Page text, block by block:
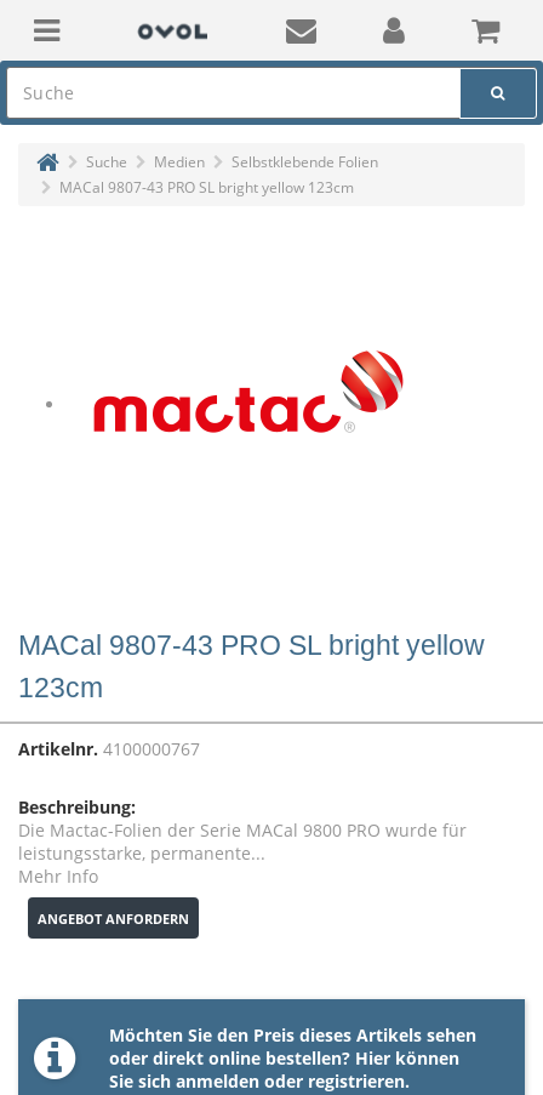
Suche Medien
Selbstklebende Folien
MACal 9807-43 PRO SL bright yellow 123cm
MACal 9807-43 PRO SL bright yellow
123cm
Artikelnr. 4100000767
Beschreibung:
Die Mactac-Folien der Serie MACal 9800 PRO wurde für
leistungsstarke, permanente...
Mehr Info
ANGEBOT ANFORDERN
Möchten Sie den Preis dieses Artikels sehen
oder direkt online bestellen? Hier können
Sie sich anmelden oder registrieren.